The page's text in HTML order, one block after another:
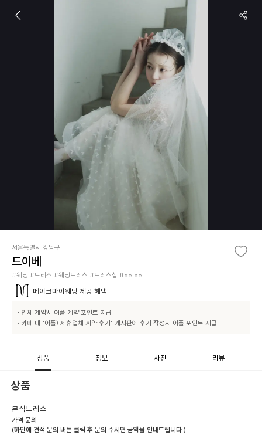
서울특별시 강남구
드이베
#웨딩 #드레스 #웨딩드레스 #드레스샵 #deibe
메이크마이웨딩 제공 혜택
• 업체 계약시 어플 계약 포인트 지급
• 카페 내 "어플) 제휴업체 계약 후기" 게시판에 후기 작성시 어플 포인트 지급
상품 정보 사진 리뷰
상품
본식드레스
가격 문의
(하단에 견적 문의 버튼 클릭 후 문의 주시면 금액을 안내드립니다.)